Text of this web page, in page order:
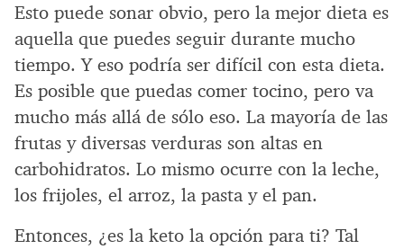
Esto puede sonar obvio, pero la mejor dieta es
aquella que puedes seguir durante mucho
tiempo. Y eso podría ser difícil con esta dieta.
Es posible que puedas comer tocino, pero va
mucho más allá de sólo eso. La mayoría de las
frutas y diversas verduras son altas en
carbohidratos. Lo mismo ocurre con la leche,
los frijoles, el arroz, la pasta y el pan.
Entonces, ¿es la keto la opción para ti? Tal